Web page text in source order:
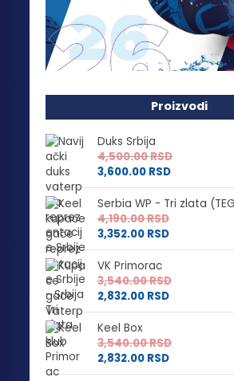
Proizvodi
Duks Srbija
4,500.00RSD
3,600.00 RSD
Serbia WP - Tri zlata
4,190.00RSD
3,352.00 RSD
VK Primorac
3,540.00RSD
2,832.00 RSD
Keel Box
3,540.00RSD
2,832.00 RSD